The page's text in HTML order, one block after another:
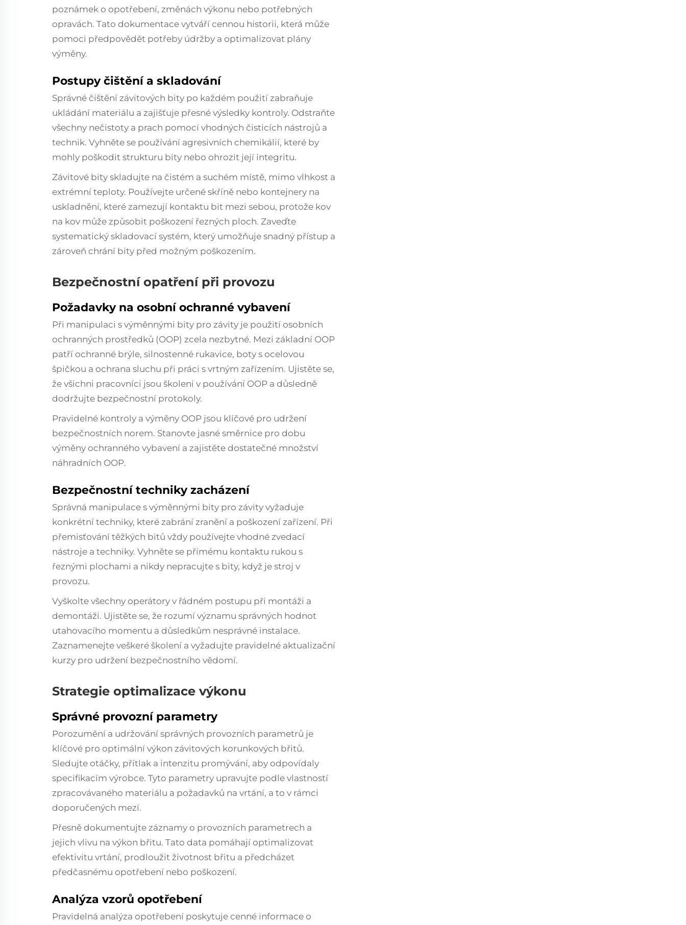
poznámek o opotřebení, změnách výkonu nebo potřebných
opravách. Tato dokumentace vytváří cennou historii, která může
pomoci předpovědět potřeby údržby a optimalizovat plány
výměny.
Postupy čištění a skladování
Správné čištění závitových bity po každém použití zabraňuje
ukládání materiálu a zajišťuje přesné výsledky kontroly. Odstraňte
všechny nečistoty a prach pomocí vhodných čisticích nástrojů a
technik. Vyhněte se používání agresivních chemikálií, které by
mohly poškodit strukturu bity nebo ohrozit její integritu.
Závitové bity skladujte na čistém a suchém místě, mimo vlhkost a
extrémní teploty. Používejte určené skříně nebo kontejnery na
uskladnění, které zamezují kontaktu bit mezi sebou, protože kov
na kov může způsobit poškození řezných ploch. Zaveďte
systematický skladovací systém, který umožňuje snadný přístup a
zároveň chrání bity před možným poškozením.
Bezpečnostní opatření při provozu
Požadavky na osobní ochranné vybavení
Při manipulaci s výměnnými bity pro závity je použití osobních
ochranných prostředků (OOP) zcela nezbytné. Mezi základní OOP
patří ochranné brýle, silnostenné rukavice, boty s ocelovou
špičkou a ochrana sluchu při práci s vrtným zařízením. Ujistěte se,
že všichni pracovníci jsou školeni v používání OOP a důsledně
dodržujte bezpečnostní protokoly.
Pravidelné kontroly a výměny OOP jsou klíčové pro udržení
bezpečnostních norem. Stanovte jasné směrnice pro dobu
výměny ochranného vybavení a zajistěte dostatečné množství
náhradních OOP.
Bezpečnostní techniky zacházení
Správná manipulace s výměnnými bity pro závity vyžaduje
konkrétní techniky, které zabrání zranění a poškození zařízení. Při
přemisťování těžkých bitů vždy používejte vhodné zvedací
nástroje a techniky. Vyhněte se přímému kontaktu rukou s
řeznými plochami a nikdy nepracujte s bity, když je stroj v
provozu.
Vyškolte všechny operátory v řádném postupu při montáži a
demontáži. Ujistěte se, že rozumí významu správných hodnot
utahovacího momentu a důsledkům nesprávné instalace.
Zaznamenejte veškeré školení a vyžadujte pravidelné aktualizační
kurzy pro udržení bezpečnostního vědomí.
Strategie optimalizace výkonu
Správné provozní parametry
Porozumění a udržování správných provozních parametrů je
klíčové pro optimální výkon závitových korunkových břitů.
Sledujte otáčky, přítlak a intenzitu promývání, aby odpovídaly
specifikacím výrobce. Tyto parametry upravujte podle vlastností
zpracovávaného materiálu a požadavků na vrtání, a to v rámci
doporučených mezí.
Přesně dokumentujte záznamy o provozních parametrech a
jejich vlivu na výkon břitu. Tato data pomáhají optimalizovat
efektivitu vrtání, prodloužit životnost břitu a předcházet
předčasnému opotřebení nebo poškození.
Analýza vzorů opotřebení
Pravidelná analýza opotřebení poskytuje cenné informace o